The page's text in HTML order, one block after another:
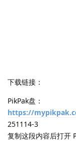
下载链接：
PikPak盘：
https://
251114-3
复制这段内容后打开